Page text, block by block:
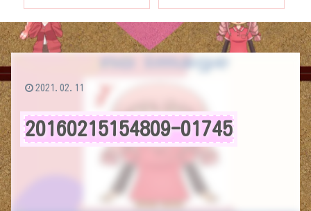
20160215154809-01745
2021.02.11